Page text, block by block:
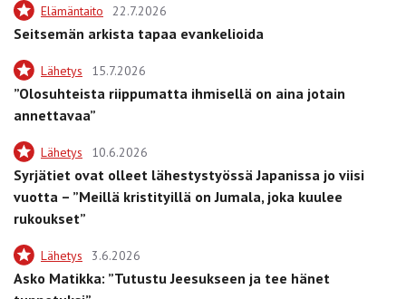
Elämäntaito 22.7.2026
Seitsemän arkista tapaa evankelioida
Lähetys 15.7.2026
”Olosuhteista riippumatta ihmisellä on aina jotain
annettavaa”
Lähetys 10.6.2026
Syrjätiet ovat olleet lähestystyössä Japanissa jo viisi
vuotta – ”Meillä kristityillä on Jumala, joka kuulee
rukoukset”
Lähetys 3.6.2026
Asko Matikka: ”Tutustu Jeesukseen ja tee hänet